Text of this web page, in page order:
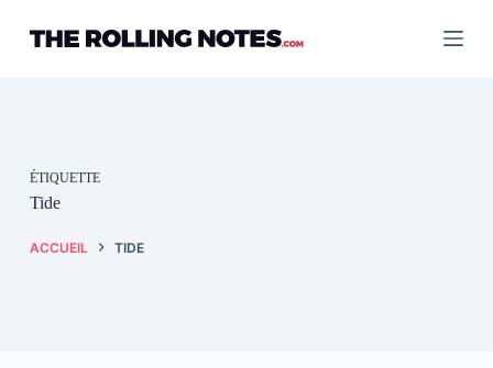
contenu
ÉTIQUETTE
Tide
ACCUEIL TIDE